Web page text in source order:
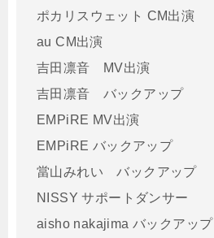
ポカリスウェット CM出演
au CM出演
吉田凛音 MV出演
吉田凛音 バックアップ
EMPiRE MV出演
EMPiRE バックアップ
當山みれい バックアップ
NISSY サポートダンサー
aisho nakajima バックアップ